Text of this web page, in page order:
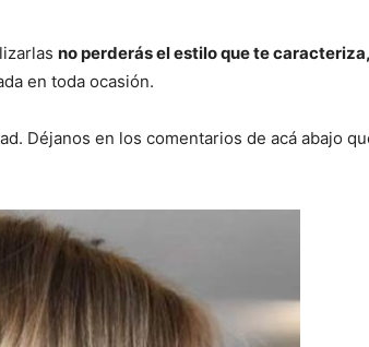
no perderás el estilo que te
en toda ocasión.
Déjanos en los comentarios de acá abajo